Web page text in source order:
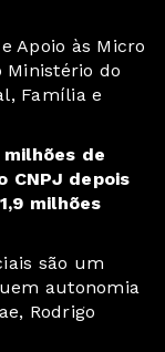
Apoio às Micro
Ministério do
Família e
de
CNPJ depois
milhões
são um
autonomia
Rodrigo